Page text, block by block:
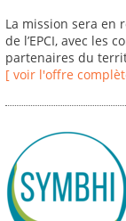
La mission sera en
de l’EPCI, avec les
partenaires du
[ voir l'offre